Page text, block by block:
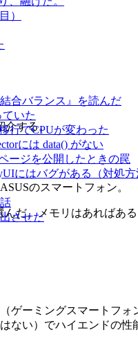
）
合バランス』を読んだ
いた
行でCPUが変わった
には data() がない
ージを公開したときの罠
にはバグがある（対処方
させた
介する。
のスマートフォン。
だ。メモリはあればある
ゲーミングスマートフォ
ない）でハイエンドの性